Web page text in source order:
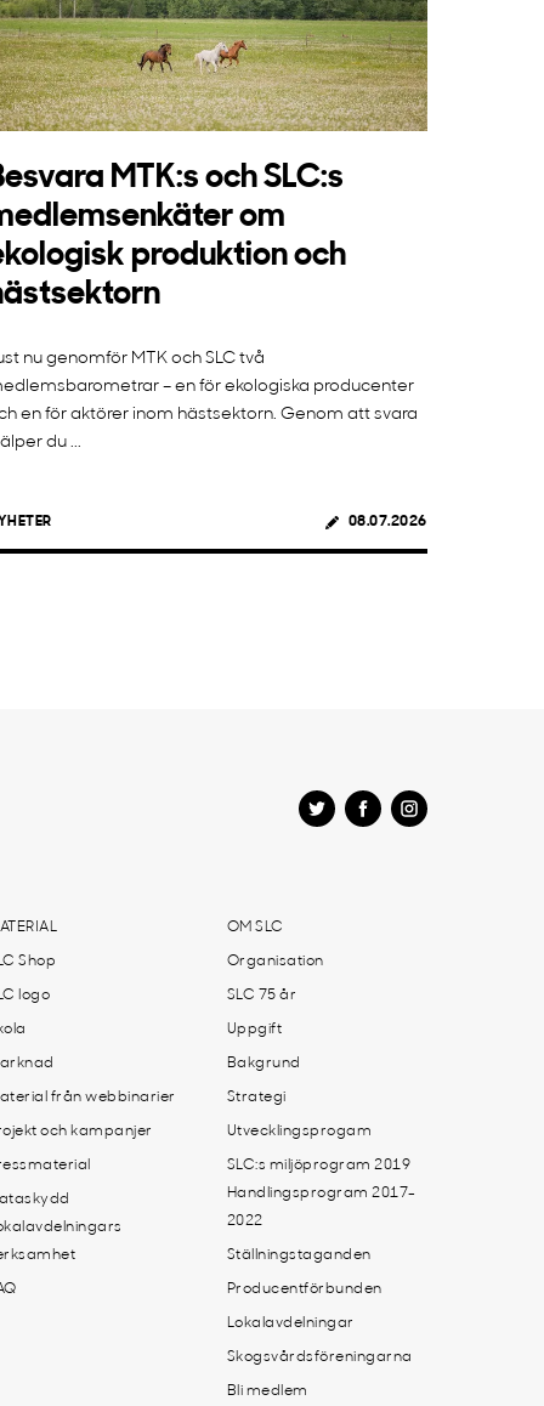
MTK:s och SLC:s
om
produktion och
nu genomför MTK och SLC två
– en för ekologiska producenter
en för aktörer inom hästsektorn. Genom att svara
du ...
08.07.2026
Shop
logo
från webbinarier
och kampanjer
OM SLC
Organisation
SLC 75 år
Uppgift
Bakgrund
Strategi
Utvecklingsprogam
SLC:s miljöprogram 2019
Handlingsprogram 2017-
2022
Ställningstaganden
Producentförbunden
Lokalavdelningar
Skogsvårdsföreningarna
Bli medlem